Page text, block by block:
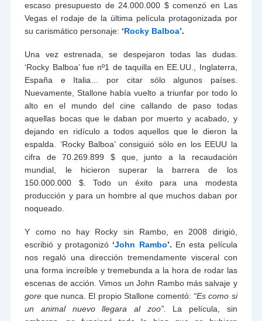
escaso presupuesto de 24.000.000 $ comenzó en Las
Vegas el rodaje de la última película protagonizada por
su carismático personaje: ‘Rocky Balboa’.
Una vez estrenada, se despejaron todas las dudas.
‘Rocky Balboa’ fue nº1 de taquilla en EE.UU., Inglaterra,
España e Italia… por citar sólo algunos países.
Nuevamente, Stallone había vuelto a triunfar por todo lo
alto en el mundo del cine callando de paso todas
aquellas bocas que le daban por muerto y acabado, y
dejando en ridículo a todos aquellos que le dieron la
espalda. ‘Rocky Balboa’ consiguió sólo en los EEUU la
cifra de 70.269.899 $ que, junto a la recaudación
mundial, le hicieron superar la barrera de los
150.000.000 $. Todo un éxito para una modesta
producción y para un hombre al que muchos daban por
noqueado.
Y como no hay Rocky sin Rambo, en 2008 dirigió,
escribió y protagonizó ‘John Rambo’. En esta película
nos regaló una dirección tremendamente visceral con
una forma increíble y tremebunda a la hora de rodar las
escenas de acción. Vimos un John Rambo más salvaje y
gore que nunca. El propio Stallone comentó: “Es como si
un animal nuevo llegara al zoo”. La película, sin